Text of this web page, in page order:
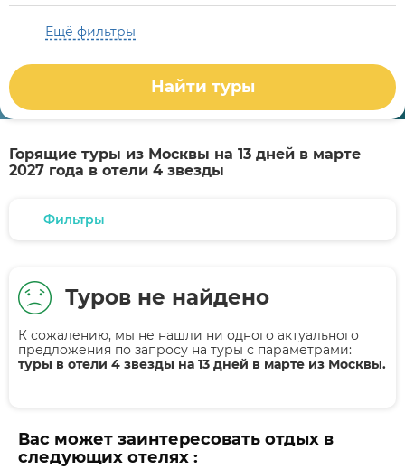
Ещё фильтры
Найти туры
Горящие туры из Москвы на 13 дней в марте
2027 года в отели 4 звезды
Фильтры
Туров не найдено
К сожалению, мы не нашли ни одного актуального
предложения по запросу на туры с параметрами:
туры в отели 4 звезды на 13 дней в марте из Москвы.
Вас может заинтересовать отдых в
следующих отелях :